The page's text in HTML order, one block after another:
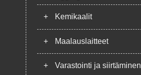
+ Kemikaalit
+ Maalauslaitteet
+ Varastointi ja siirtäminen